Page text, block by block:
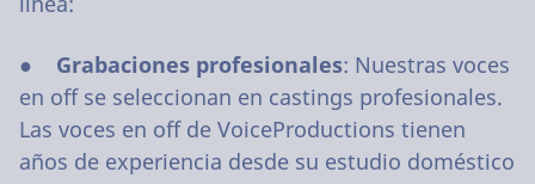
● Grabaciones profesionales: Nuestras voces
en off se seleccionan en castings profesionales.
Las voces en off de VoiceProductions tienen
años de experiencia desde su estudio doméstico